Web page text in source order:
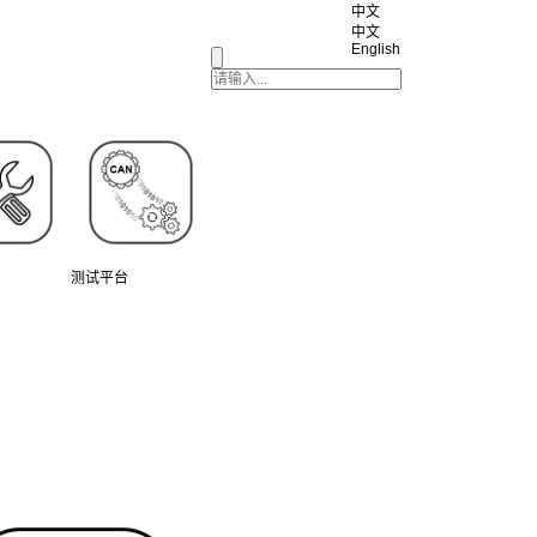
测试平台
中文
中文
English